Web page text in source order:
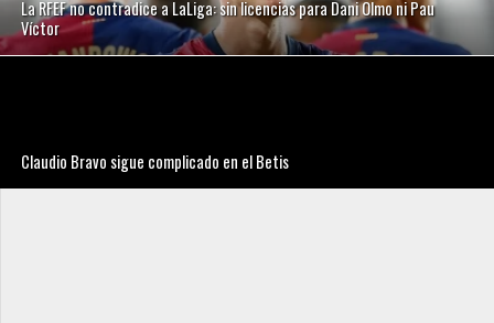
La RFEF no contradice a LaLiga: sin licencias para Dani Olmo ni Pau
Víctor
Claudio Bravo sigue complicado en el Betis